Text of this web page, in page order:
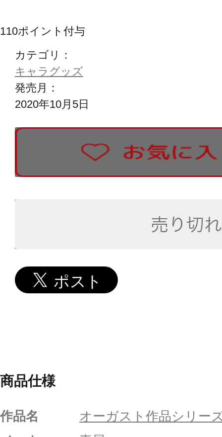
110ポイント付与
カテゴリ：
キャラグッズ
発売月：
2020年10月5日
商品仕様
作品名
オーガスト作品シリー